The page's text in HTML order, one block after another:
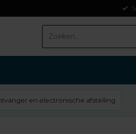
en electronische afstelling